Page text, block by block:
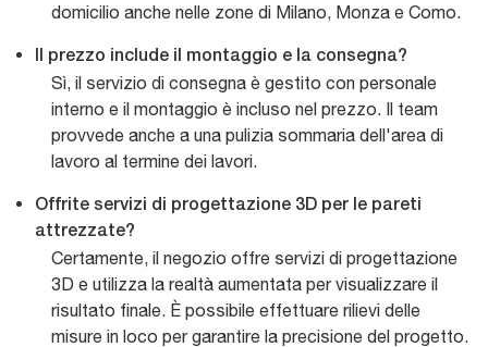
domicilio anche nelle zone di Milano, Monza e Como.
Il prezzo include il montaggio e la consegna?
Sì, il servizio di consegna è gestito con personale
interno e il montaggio è incluso nel prezzo. Il team
provvede anche a una pulizia sommaria dell'area di
lavoro al termine dei lavori.
Offrite servizi di progettazione 3D per le pareti
attrezzate?
Certamente, il negozio offre servizi di progettazione
3D e utilizza la realtà aumentata per visualizzare il
risultato finale. È possibile effettuare rilievi delle
misure in loco per garantire la precisione del progetto.